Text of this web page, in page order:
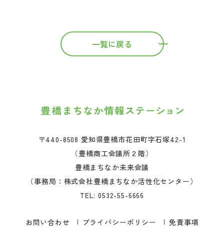
一覧に戻る
〒440-8508 愛知県豊橋市花田町字石塚42-1
（豊橋商工会議所２階）
豊橋まちなか未来会議
（事務局：株式会社豊橋まちなか活性化センター）
TEL:0532-55-6666
お問い合わせ プライバシーポリシー 免責事項